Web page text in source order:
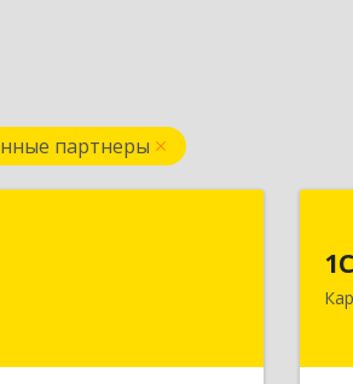
партнеры
Подробнее